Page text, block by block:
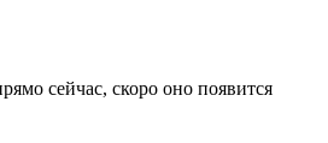
сейчас, скоро оно появится